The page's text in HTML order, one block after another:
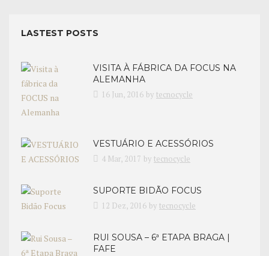
LASTEST POSTS
VISITA À FÁBRICA DA FOCUS NA
ALEMANHA
16 Jun, 2016 by tecnocycle
VESTUÁRIO E ACESSÓRIOS
4 Mar, 2017 by tecnocycle
SUPORTE BIDÃO FOCUS
12 Dez, 2016 by tecnocycle
RUI SOUSA – 6ª ETAPA BRAGA |
FAFE